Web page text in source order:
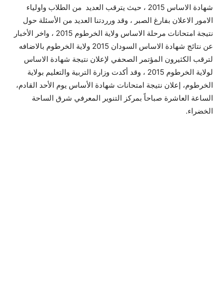
شهادة الاساس 2015 ، حيث يترقب العديد من الطلاب واولياء
الامور الاعلان بفارغ الصبر ، وقد ورردتنا العديد من الأسئلة حول
نتيجة امتحانات مرحلة الاساس ولاية الخرطوم 2015 ، واخر الأخبار
عن نتائج شهادة الاساس السودان 2015 ولاية الخرطوم بالاضافه
لترقب الكثيرون المؤتمر الصحفي لإعلان نتيجة شهادة الاساس
لولاية الخرطوم 2015 ، وقد أكدت وزارة التربية والتعليم بولاية
الخرطوم، إعلان نتيجة امتحانات شهادة الأساس يوم الأحد القادم،
الساعة العاشرة صباحاً بمركز التنوير المعرفي شرق الساحة
الخضراء.